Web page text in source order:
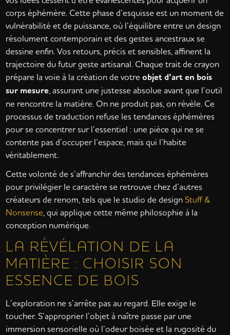
corps éphémère. Cette phase d’esquisse est un moment de
vulnérabilité et de puissance, où l’équilibre entre un design
résolument contemporain et des gestes ancestraux se
dessine enfin. Vos retours, précis et sensibles, affinent la
trajectoire du futur geste artisanal. Chaque trait de crayon
prépare la voie à la création de votreobjet d’art en bois
sur mesure , assurant une justesse absolue avant que l’outil
ne rencontre la matière. On ne produit pas, on révèle. Ce
processus de traduction refuse les tendances éphémères
pour se concentrer sur l’essentiel : une pièce qui ne se
contente pas d’occuper l’espace, mais qui l’habite
véritablement.
Cette volonté de s’affranchir des tendances éphémères
pour privilégier le caractère se retrouve chez d’autres
créateurs de renom, tels que le studio de designStuff &
Nonsense , qui applique cette même philosophie à la
conception numérique.
LA RÉVÉLATION DE LA
MATIÈRE : CHOISIR SON
ESSENCE DE BOIS
L’exploration ne s’arrête pas au regard. Elle exige le
toucher. S’approprier l’objet à naître passe par une
immersion sensorielle où l’odeur boisée et la rugosité du